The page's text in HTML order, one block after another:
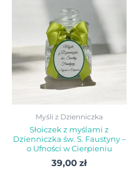
Myśli z Dzienniczka
Słoiczek z myślami z
Dzienniczka św. S. Faustyny –
o Ufności w Cierpieniu
39,00 zł